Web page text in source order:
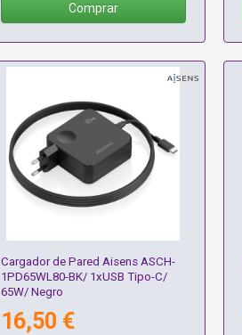
Comprar
Cargador de Pared Aisens ASCH-
1PD65WL80-BK/ 1xUSB Tipo-C/
65W/ Negro
16,50 €